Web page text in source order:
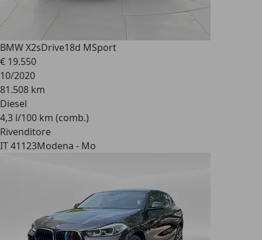
BMW X2sDrive18d MSport
€ 19.550
10/2020
81.508 km
Diesel
4,3 l/100 km (comb.)
Rivenditore
IT 41123Modena - Mo